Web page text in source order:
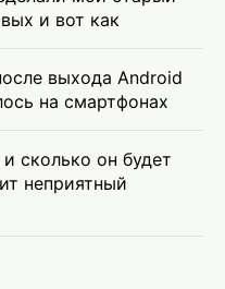
и вот как
выхода Android
на смартфонах
сколько он будет
неприятный